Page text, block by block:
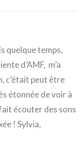
quelque temps,
d’AMF, m’a
c’était peut être
étonnée de voir à
écouter des sons
! Sylvia,